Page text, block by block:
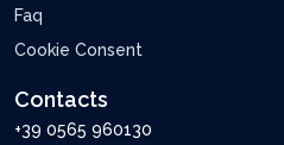
Faq
Cookie Consent
Contacts
+39 0565 960130